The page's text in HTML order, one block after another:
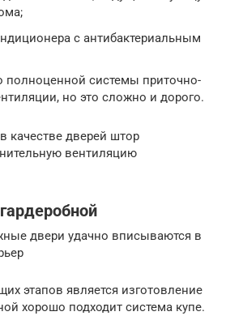
с антибактериальным
полноценной системы приточно-
но это сложно и дорого.
качестве дверей штор
вентиляцию
двери удачно вписываются в
этапов является изготовление
хорошо подходит система купе.